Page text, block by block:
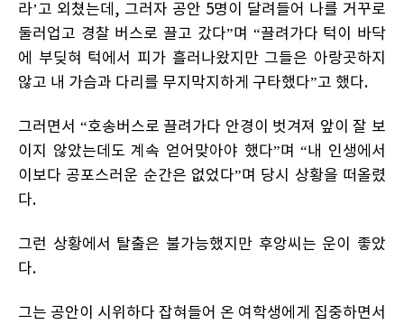
라’고 외쳤는데, 그러자 공안 5명이 달려들어 나를 거꾸로
둘러업고 경찰 버스로 끌고 갔다”며 “끌려가다 턱이 바닥
에 부딪혀 턱에서 피가 흘러나왔지만 그들은 아랑곳하지
않고 내 가슴과 다리를 무지막지하게 구타했다”고 했다.
그러면서 “호송버스로 끌려가다 안경이 벗겨져 앞이 잘 보
이지 않았는데도 계속 얻어맞아야 했다”며 “내 인생에서
이보다 공포스러운 순간은 없었다”며 당시 상황을 떠올렸
다.
그런 상황에서 탈출은 불가능했지만 후앙씨는 운이 좋았
다.
그는 공안이 시위하다 잡혀들어 온 여학생에게 집중하면서